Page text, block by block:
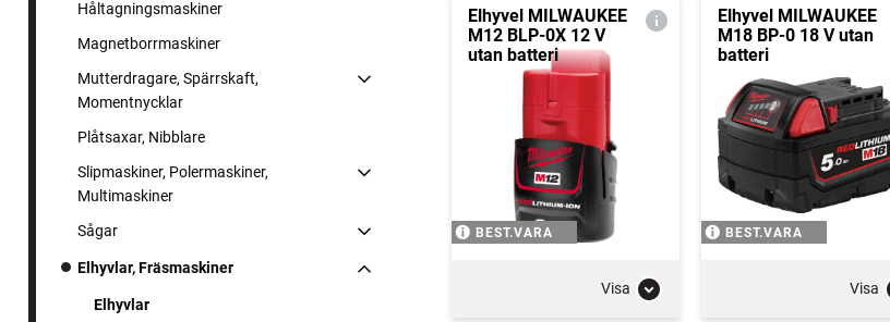
Håltagningsmaskiner
Magnetborrmaskiner
Mutterdragare, Spärrskaft,
Momentnycklar
Plåtsaxar, Nibblare
Slipmaskiner, Polermaskiner,
Multimaskiner
Sågar
Elhyvlar, Fräsmaskiner
Elhyvlar
Elhyvel MILWAUKEE
M12 BLP-0X 12 V
utan batteri
BEST.VARA
Visa
Elhyvel MILWAUKEE
M18 BP-0 18 V utan
batteri
BEST.VARA
Visa